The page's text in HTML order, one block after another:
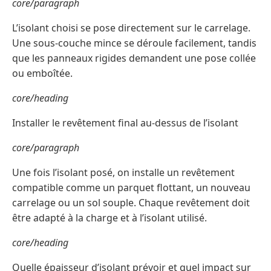
core/paragraph
L’isolant choisi se pose directement sur le carrelage.
Une sous-couche mince se déroule facilement, tandis
que les panneaux rigides demandent une pose collée
ou emboîtée.
core/heading
Installer le revêtement final au-dessus de l’isolant
core/paragraph
Une fois l’isolant posé, on installe un revêtement
compatible comme un parquet flottant, un nouveau
carrelage ou un sol souple. Chaque revêtement doit
être adapté à la charge et à l’isolant utilisé.
core/heading
Quelle épaisseur d’isolant prévoir et quel impact sur